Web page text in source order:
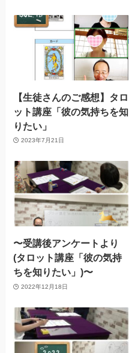
【生徒さんのご感想】タロ
ット講座「彼の気持ちを知
りたい」
2023年7月21日
〜受講後アンケートより
(タロット講座「彼の気持
ちを知りたい」)〜
2022年12月18日